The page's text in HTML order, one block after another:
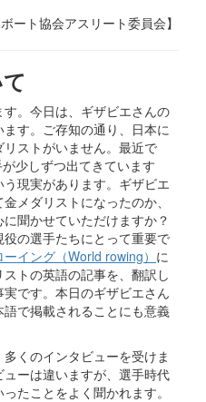
ボート協会アスリート委員会】
。今日は、ギザビエさんの
す。ご存知の通り、日本に
ストがいません。最近で
少しずつ出てきています
現実があります。ギザビエ
メダリストになったのか、
聞かせていただけますか？
の選手たちにとって重要で
イング（World rowing） に
トの英語の記事を、翻訳し
です。本日のギザビエさん
で掲載されることにも意義
くのインタビューを受けま
ーは違いますが、選手時代
たことをよく聞かれます。